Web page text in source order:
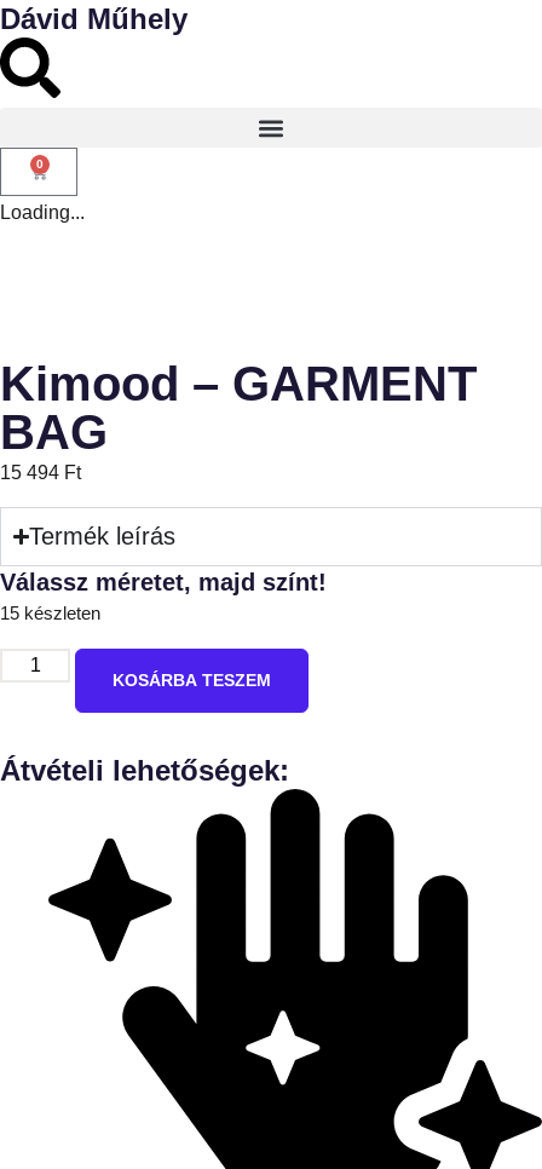
Dávid Műhely
0
Loading...
Kimood – GARMENT
BAG
15 494 Ft
Termék leírás
Válassz méretet, majd színt!
15 készleten
KOSÁRBA TESZEM
Átvételi lehetőségek: